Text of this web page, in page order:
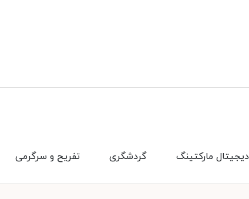
تفریح و سرگرمی گردشگری دیجیتال مارکتینگ